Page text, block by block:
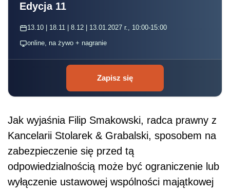
Edycja 11
13.10 | 18.11 | 8.12 | 13.01.2027 r., 10:00-15:00
online, na żywo + nagranie
Zapisz się
Jak wyjaśnia Filip Smakowski, radca prawny z
Kancelarii Stolarek & Grabalski, sposobem na
zabezpieczenie się przed tą
odpowiedzialnością może być ograniczenie lub
wyłączenie ustawowej wspólności majątkowej